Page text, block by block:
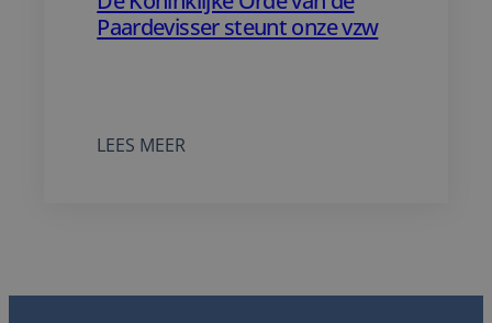
Paardevisser steunt onze vzw
LEES MEER
PAARDEVISSER